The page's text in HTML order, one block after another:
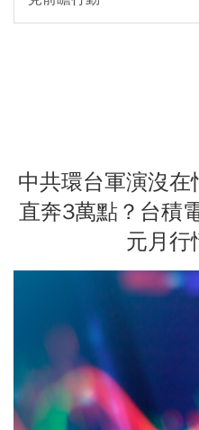
中共環台軍演沒
直奔3萬點？台積
元月行